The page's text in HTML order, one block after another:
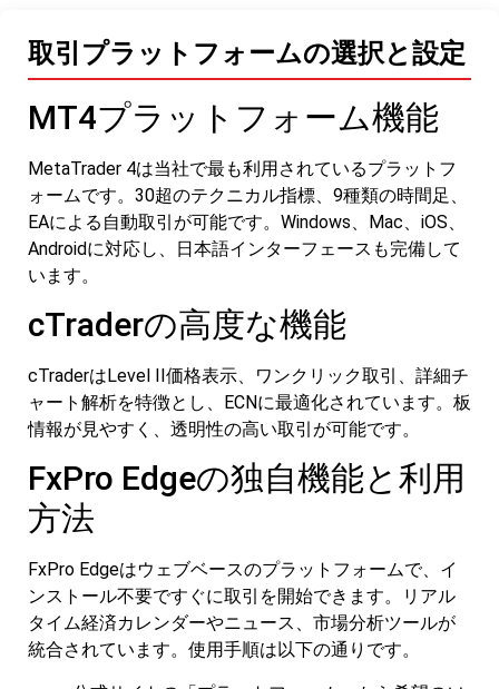
取引プラットフォームの選択と設定
MT4プラットフォーム機能
MetaTrader 4は当社で最も利用されているプラットフ
ォームです。30超のテクニカル指標、9種類の時間足、
EAによる自動取引が可能です。Windows、Mac、iOS、
Androidに対応し、日本語インターフェースも完備して
います。
cTraderの高度な機能
cTraderはLevel II価格表示、ワンクリック取引、詳細チ
ャート解析を特徴とし、ECNに最適化されています。板
情報が見やすく、透明性の高い取引が可能です。
FxPro Edgeの独自機能と利用
方法
FxPro Edgeはウェブベースのプラットフォームで、イ
ンストール不要ですぐに取引を開始できます。リアル
タイム経済カレンダーやニュース、市場分析ツールが
統合されています。使用手順は以下の通りです。